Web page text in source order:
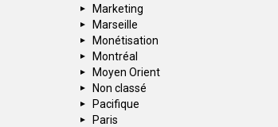
Marketing
Marseille
Monétisation
Montréal
Moyen Orient
Non classé
Pacifique
Paris